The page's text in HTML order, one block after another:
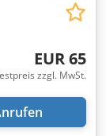
EUR 65
zzgl. MwSt.